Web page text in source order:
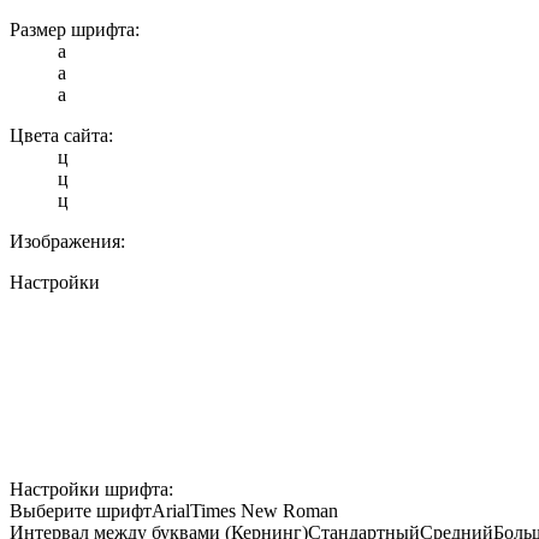
Размер шрифта:
a
a
a
Цвета сайта:
ц
ц
ц
Изображения:
Настройки
Настройки шрифта:
Выберите шрифтArialTimes New Roman
Интервал между буквами (Кернинг)СтандартныйСредний